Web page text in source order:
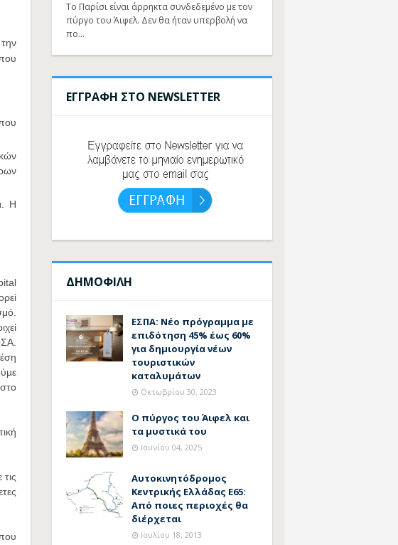
Η
Το Παρίσι είναι άρρηκτα συνδεδεμένο με τον
πύργο του Άιφελ. Δεν θα ήταν υπερβολή να
πο…
ΕΓΓΡΑΦΗ ΣΤΟ NEWSLETTER
ΔΗΜΟΦΙΛΗ
ΕΣΠΑ: Νέο πρόγραμμα με
επιδότηση 45% έως 60%
για δημιουργία νέων
τουριστικών
καταλυμάτων
Οκτωβρίου 30, 2023
Ο πύργος του Άιφελ και
τα μυστικά του
Ιουνίου 04, 2025
Αυτοκινητόδρομος
Κεντρικής Ελλάδας Ε65:
Από ποιες περιοχές θα
διέρχεται
Ιουλίου 18, 2013